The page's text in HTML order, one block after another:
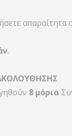
απαραίτητα
.
8 μόρια